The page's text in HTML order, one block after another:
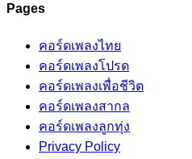
Pages
คอร์ดเพลงไทย
คอร์ดเพลงโปรด
คอร์ดเพลงเพื่อชีวิต
คอร์ดเพลงสากล
คอร์ดเพลงลูกทุ่ง
Privacy Policy